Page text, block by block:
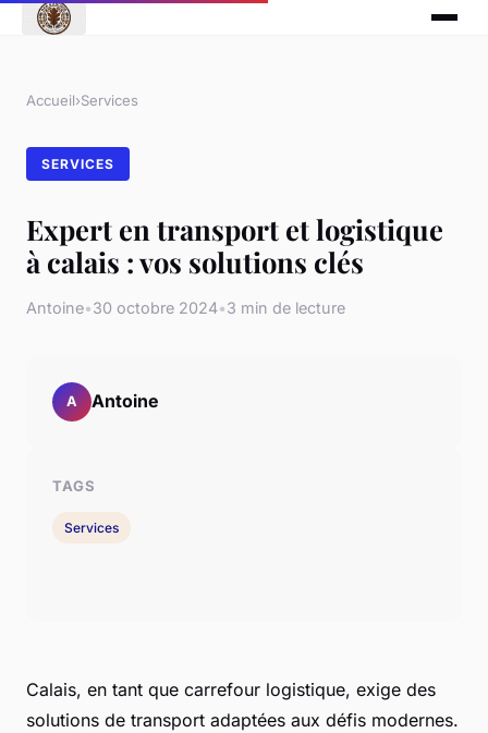
Accueil›Services
SERVICES
Expert en transport et logistique
à calais : vos solutions clés
Antoine•30 octobre 2024•3 min de lecture
Calais, en tant que carrefour logistique, exige des
solutions de transport adaptées aux défis modernes.
A Antoine
TAGS
Services